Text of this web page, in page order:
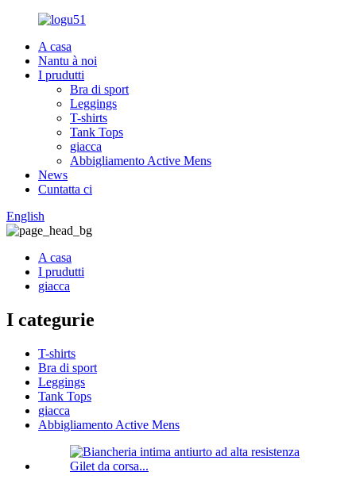
A casa
Nantu à noi
I prudutti
Bra di sport
Leggings
T-shirts
Tank Tops
giacca
Abbigliamento Active Mens
News
Cuntatta ci
English
A casa
I prudutti
giacca
I categurie
T-shirts
Bra di sport
Leggings
Tank Tops
giacca
Abbigliamento Active Mens